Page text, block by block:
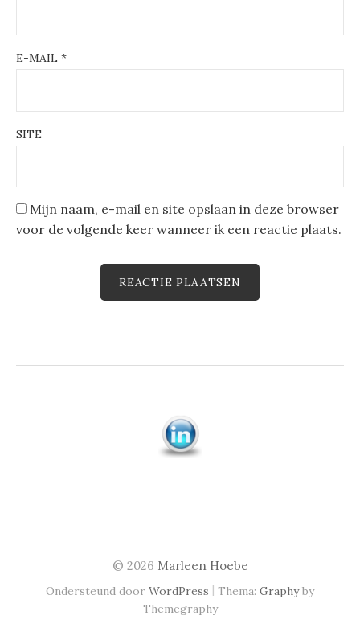
E-MAIL *
SITE
Mijn naam, e-mail en site opslaan in deze browser
voor de volgende keer wanneer ik een reactie plaats.
© 2026 Marleen Hoebe
Ondersteund door WordPress | Thema: Graphyby
Themegraphy